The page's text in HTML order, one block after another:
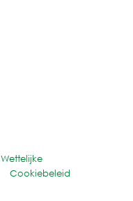
Wettelijke
Cookiebeleid